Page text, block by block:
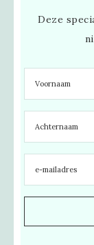
Deze